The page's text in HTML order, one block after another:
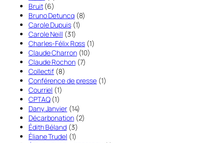
Bruit(6)
Bruno Detuncq(8)
Carole Dupuis(1)
Carole Neill (31)
Charles-Félix Ross (1)
Claude Charron(10)
Claude Rochon(7)
Collectif (8)
Conférence de presse (1)
Courriel (1)
CPTAQ(1)
Dany Janvier(14)
Décarbonation(2)
Édith Béland(3)
Éliane Trudel (1)